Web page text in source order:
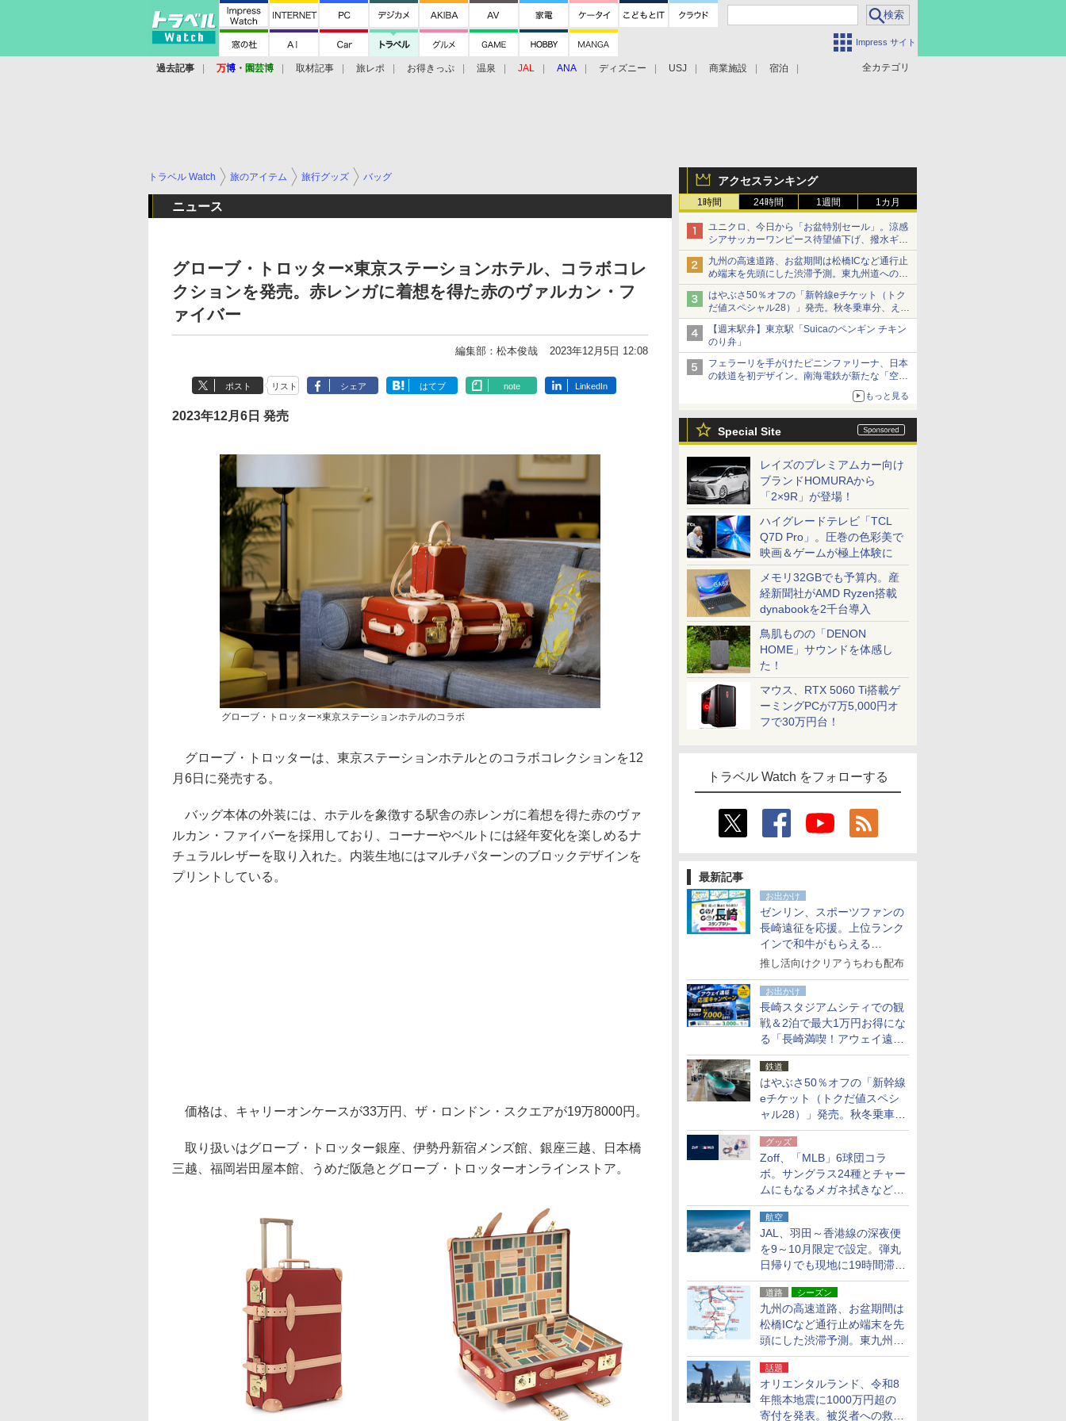
Impress サイト
全カテゴリ
過去記事 万博 ・ 園芸博 取材記事 旅レポ お得きっぷ 温泉 JAL ANA ディズニー USJ 商業施設 宿泊
アクセスランキング
1時間 24時間 1週間 1カ月
ユニクロ、今日から「お盆特別セール」。涼感
シアサッカーワンピース待望値下げ、撥水ギア
ショーツは1990円に
九州の高速道路、お盆期間は松橋ICなど通行止
め端末を先頭にした渋滞予測。東九州道への迂
回は料金調整を実施
はやぶさ50％オフの「新幹線eチケット（トク
だ値スペシャル28）」発売。秋冬乗車分、えき
ねっと限定
【週末駅弁】東京駅「Suicaのペンギン チキン
のり弁」
フェラーリを手がけたピニンファリーナ、日本
の鉄道を初デザイン。南海電鉄が新たな「空港
もっと見る
Special Site
レイズのプレミアムカー向け
ブランドHOMURAから
「2×9R」が登場！
ハイグレードテレビ「TCL
Q7D Pro」。圧巻の色彩美で
映画＆ゲームが極上体験に
メモリ32GBでも予算内。産
経新聞社がAMD Ryzen搭載
dynabookを2千台導入
鳥肌ものの「DENON
HOME」サウンドを体感し
た！
マウス、RTX 5060 Ti搭載ゲ
ーミングPCが7万5,000円オ
フで30万円台！
トラベル Watch をフォローする
最新記事
お出かけ
ゼンリン、スポーツファンの
長崎遠征を応援。上位ランク
インで和牛がもらえる
「GO！GO！長崎スタンプラ
推し活向けクリアうちわも配布
お出かけ
長崎スタジアムシティでの観
戦＆2泊で最大1万円お得にな
る「長崎満喫！アウェイ遠征
応援キャンペーン」
鉄道
はやぶさ50％オフの「新幹線
eチケット（トクだ値スペシ
ャル28）」発売。秋冬乗車
分、えきねっと限定
グッズ
Zoff、「MLB」6球団コラ
ボ。サングラス24種とチャー
ムにもなるメガネ拭きなど雑
貨24種
航空
JAL、羽田～香港線の深夜便
を9～10月限定で設定。弾丸
日帰りでも現地に19時間滞在
できる
道路 シーズン
九州の高速道路、お盆期間は
松橋ICなど通行止め端末を先
頭にした渋滞予測。東九州道
への迂回は料金調整を実施
話題
オリエンタルランド、令和8
年熊本地震に1000万円超の
寄付を発表。被災者への救援
トラベル Watch 旅のアイテム 旅行グッズ バッグ
ニュース
グローブ・トロッター×東京ステーションホテル、コラボコレ
クションを発売。赤レンガに着想を得た赤のヴァルカン・フ
ァイバー
編集部：松本俊哉 2023年12月5日 12:08
ポスト リスト シェア はてブ note LinkedIn
2023年12月6日 発売
グローブ・トロッター×東京ステーションホテルのコラボ
グローブ・トロッターは、東京ステーションホテルとのコラボコレクションを12
月6日に発売する。
バッグ本体の外装には、ホテルを象徴する駅舎の赤レンガに着想を得た赤のヴァ
ルカン・ファイバーを採用しており、コーナーやベルトには経年変化を楽しめるナ
チュラルレザーを取り入れた。内装生地にはマルチパターンのブロックデザインを
プリントしている。
価格は、キャリーオンケースが33万円、ザ・ロンドン・スクエアが19万8000円。
取り扱いはグローブ・トロッター銀座、伊勢丹新宿メンズ館、銀座三越、日本橋
三越、福岡岩田屋本館、うめだ阪急とグローブ・トロッターオンラインストア。